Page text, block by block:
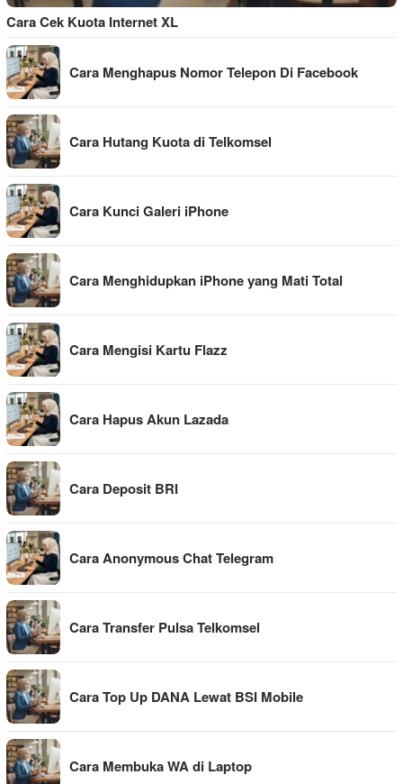
Cara Cek Kuota Internet XL
Cara Menghapus Nomor Telepon Di Facebook
Cara Hutang Kuota di Telkomsel
Cara Kunci Galeri iPhone
Cara Menghidupkan iPhone yang Mati Total
Cara Mengisi Kartu Flazz
Cara Hapus Akun Lazada
Cara Deposit BRI
Cara Anonymous Chat Telegram
Cara Transfer Pulsa Telkomsel
Cara Top Up DANA Lewat BSI Mobile
Cara Membuka WA di Laptop